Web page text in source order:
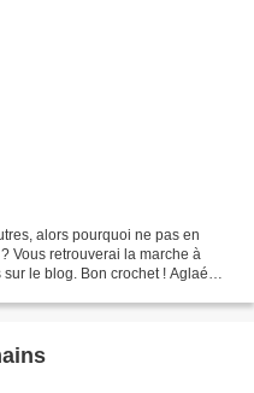
alors pourquoi ne pas en
Vous retrouverai la marche à
le blog. Bon crochet ! Aglaé